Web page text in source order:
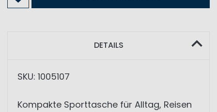
DETAILS
SKU: 1005107
Kompakte Sporttasche für Alltag, Reisen